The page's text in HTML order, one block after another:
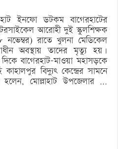
ইনফো ডটকম বাগেরহাটের
আরোহী দুই স্কুলশিক্ষক
রাতে খুলনা মেডিকেল
অবস্থায় তাদের মৃত্যু হয়।
বাগেরহাট-মাওয়া মহাসড়কে
বিদ্যুৎ কেন্দ্রের সামনে
মোল্লাহাট উপজেলার …